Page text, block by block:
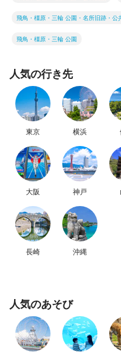
飛鳥・橿原・三輪 公園・名所旧跡・公
飛鳥・橿原・三輪 公園
人気の行き先
東京 横浜
大阪 神戸
長崎 沖縄
人気のあそび